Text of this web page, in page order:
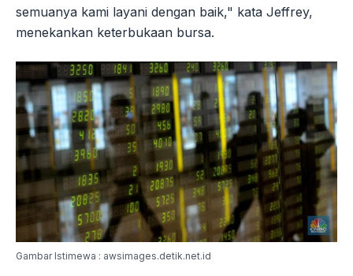
semuanya kami layani dengan baik," kata Jeffrey,
menekankan keterbukaan bursa.
Gambar Istimewa : awsimages.detik.net.id